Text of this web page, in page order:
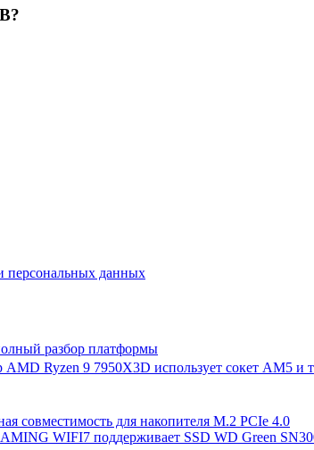
персональных данных
разбор платформы
Ryzen 9 7950X3D использует сокет AM5 и
совместимость для накопителя M.2 PCIe 4.0
WIFI7 поддерживает SSD WD Green